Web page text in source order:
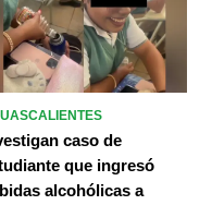
caso de
que ingresó
alcohólicas a